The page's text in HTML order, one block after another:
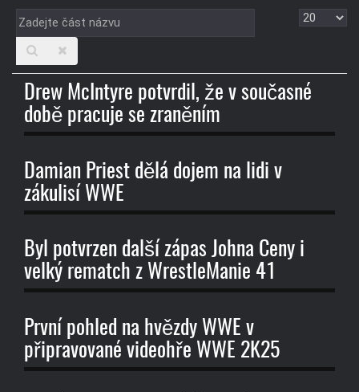
Zadejte
část
názvu
Zobrazit
Drew McIntyre potvrdil, že v současné
době pracuje se zraněním
Damian Priest dělá dojem na lidi v
zákulisí WWE
Byl potvrzen další zápas Johna Ceny i
velký rematch z WrestleManie 41
První pohled na hvězdy WWE v
připravované videohře WWE 2K25